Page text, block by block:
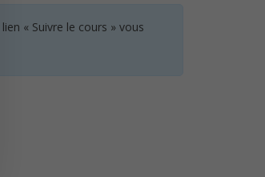
« Suivre le cours » vous